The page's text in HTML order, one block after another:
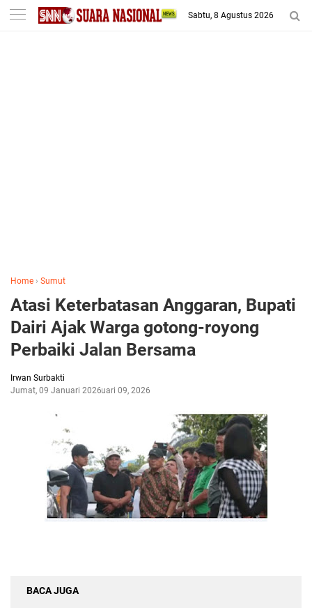
-->
Sabtu, 8 Agustus 2026
Home › Sumut
Atasi Keterbatasan Anggaran, Bupati
Dairi Ajak Warga gotong-royong
Perbaiki Jalan Bersama
Irwan Surbakti
Jumat, 09 Januari 2026Januari 09, 2026
BACA JUGA